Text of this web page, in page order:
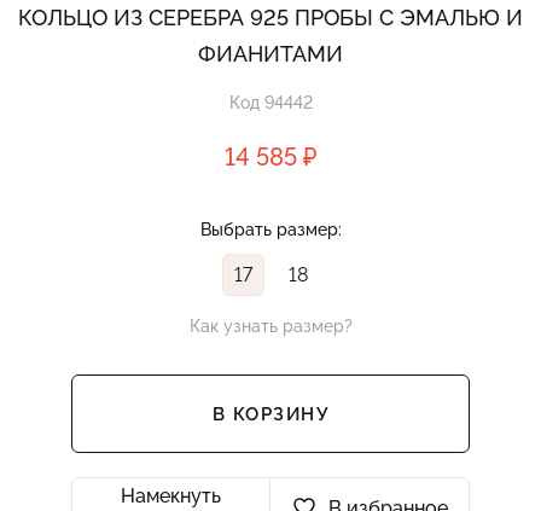
КОЛЬЦО ИЗ СЕРЕБРА 925 ПРОБЫ С ЭМАЛЬЮ И
ФИАНИТАМИ
Код 94442
14 585 ₽
Выбрать размер:
17 18
Как узнать размер?
В КОРЗИНУ
Намекнуть